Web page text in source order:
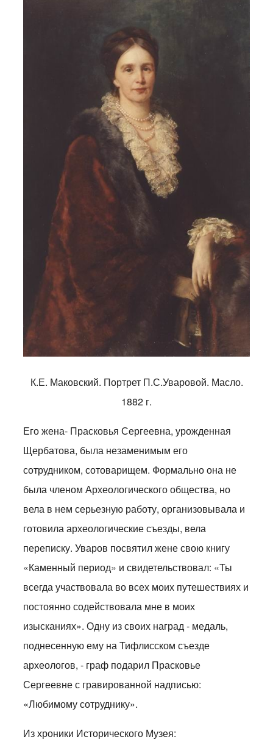
К.Е. Маковский. Портрет П.С.Уваровой. Масло.
1882 г.
Его жена- Прасковья Сергеевна, урожденная
Щербатова, была незаменимым его
сотрудником, сотоварищем. Формально она не
была членом Археологического общества, но
вела в нем серьезную работу, организовывала и
готовила археологические съезды, вела
переписку. Уваров посвятил жене свою книгу
«Каменный период» и свидетельствовал: «Ты
всегда участвовала во всех моих путешествиях и
постоянно содействовала мне в моих
изысканиях». Одну из своих наград - медаль,
поднесенную ему на Тифлисском съезде
археологов, - граф подарил Прасковье
Сергеевне с гравированной надписью:
«Любимому сотруднику».
Из хроники Исторического Музея: